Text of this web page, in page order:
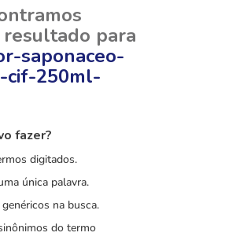
para
saponaceo-
cif-250ml-
fazer?
digitados.
única palavra.
na busca.
do termo